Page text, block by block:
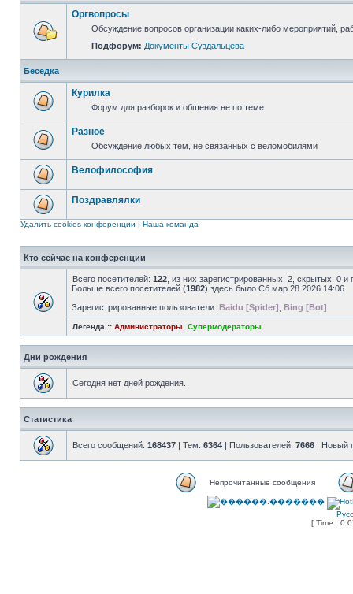
Оргвопросы
Обсуждение вопросов организации каких-либо мероприятий,
Подфорум: Документы Суздальцева
Беседка
Курилка
Форум для разборок и общения не по теме
Разное
Обсуждение любых тем, не связанных с веломобилями
Велофилософия
Поздравлялки
Удалить cookies конференции | Наша команда
Кто сейчас на конференции
Всего посетителей: 122 , из них зарегистрированных: 2, скрытых: 0
Больше всего посетителей (1982) здесь было Сб мар 28 2026 14:06
Зарегистрированные пользователи: Baidu [Spider] Bing [Bot]
Легенда :: Администраторы Супермодераторы
Дни рождения
Сегодня нет дней рождения.
Статистика
Всего сообщений: 168437 | Тем: 6364 | Пользователей: 7666 | Новый
Непрочитанные сообщения
[ Time :